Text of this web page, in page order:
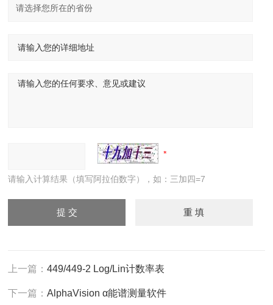
请输入计算结果（填写阿拉伯数字），如：三加四=7
上一篇：449/449-2 Log/Lin计数率表
下一篇：AlphaVision α能谱测量软件